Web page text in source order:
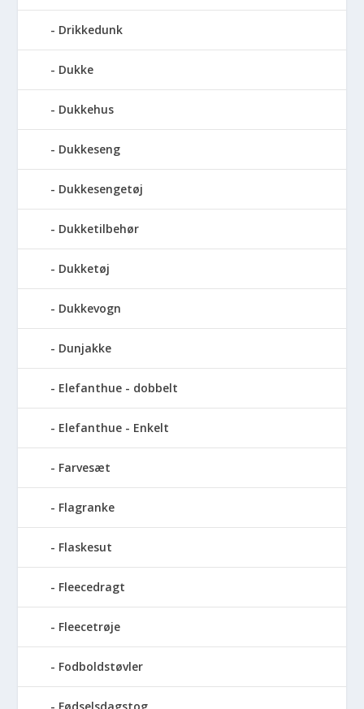
Drikkedunk
Dukke
Dukkehus
Dukkeseng
Dukkesengetøj
Dukketilbehør
Dukketøj
Dukkevogn
Dunjakke
Elefanthue - dobbelt
Elefanthue - Enkelt
Farvesæt
Flagranke
Flaskesut
Fleecedragt
Fleecetrøje
Fodboldstøvler
Fødselsdagstog